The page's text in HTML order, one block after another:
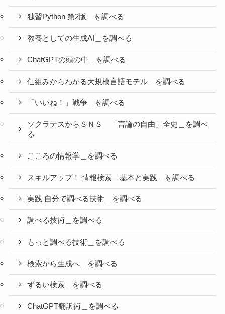
独習Python 第2版＿を調べる
教養としての生成AI＿を調べる
ChatGPTの頭の中＿を調べる
仕組みからわかる大規模言語モデル＿を調べる
「いいね！」戦争＿を調べる
ソクラテスからＳＮＳ 「言論の自由」全史＿を調べ
る
こころの情報学＿を調べる
スキルアップ！ 情報検索―基本と実践＿を調べる
実践 自分で調べる技術＿を調べる
調べる技術＿を調べる
もっと調べる技術＿を調べる
検索から生成へ＿を調べる
ずるい検索＿を調べる
ChatGPT翻訳術＿を調べる